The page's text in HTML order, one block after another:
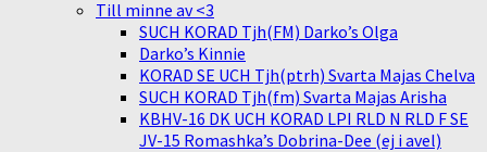
Till minne av <3
SUCH KORAD Tjh(FM) Darko’s Olga
Darko’s Kinnie
KORAD SE UCH Tjh(ptrh) Svarta Majas Chelva
SUCH KORAD Tjh(fm) Svarta Majas Arisha
KBHV-16 DK UCH KORAD LPI RLD N RLD F SE
JV-15 Romashka’s Dobrina-Dee (ej i avel)